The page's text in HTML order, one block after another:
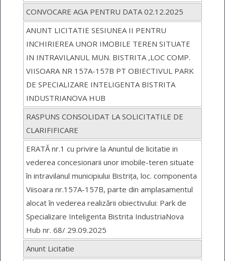
CONVOCARE AGA PENTRU DATA 02.12.2025
ANUNT LICITATIE SESIUNEA II PENTRU
INCHIRIEREA UNOR IMOBILE TEREN SITUATE
IN INTRAVILANUL MUN. BISTRITA ,LOC COMP.
VIISOARA NR 157A-157B PT OBIECTIVUL PARK
DE SPECIALIZARE INTELIGENTA BISTRITA
INDUSTRIANOVA HUB
RASPUNS CONSOLIDAT LA SOLICITATILE DE
CLARIFIFICARE
ERATĂ nr.1 cu privire la Anuntul de licitatie in
vederea concesionarii unor imobile-teren situate
în intravilanul municipiului Bistrița, loc. componenta
Viisoara nr.157A-157B, parte din amplasamentul
alocat în vederea realizării obiectivului: Park de
Specializare Inteligenta Bistrita IndustriaNova
Hub nr. 68/ 29.09.2025
Anunt Licitatie